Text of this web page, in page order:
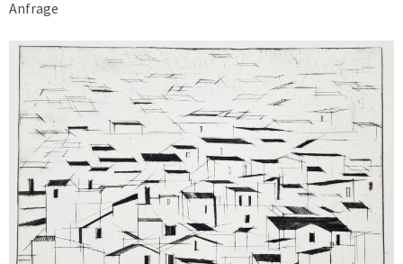
Anfrage